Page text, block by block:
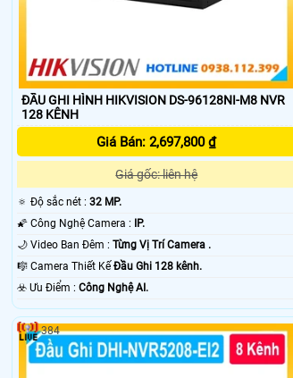
ĐẦU GHI HÌNH HIKVISION DS-96128NI-M8 NVR
128 KÊNH
Giá Bán: 2,697,800 ₫
Giá gốc: liên hệ
🔅 Độ sắc nét : 32 MP.
🌠 Công Nghệ Camera :
IP.
🌙 Video Ban Đêm : Từng Vị Trí Camera .
🎼️ Camera Thiết Kế Đầu Ghi 128 kênh.
️☣️ Ưu Điểm : Công Nghệ AI.
384